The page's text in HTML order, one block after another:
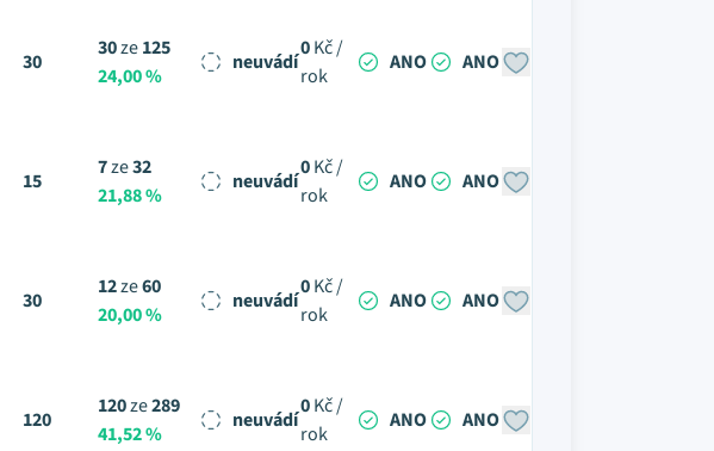
30
30ze125
24,00 %
neuvádí
0Kč /
rok
ANO ANO
15
7ze32
21,88 %
neuvádí
0Kč /
rok
ANO ANO
30
12ze60
20,00 %
neuvádí
0Kč /
rok
ANO ANO
120
120ze289
41,52 %
neuvádí
0Kč /
rok
ANO ANO